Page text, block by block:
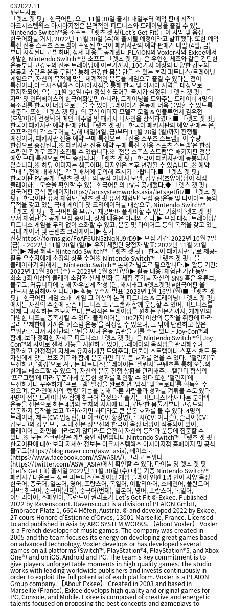
032022.11
#보도자료
「렛츠 겟 핏」 한국어판, 오는 11월 30일 출시! 내일부터 예약 판매 시작!
아크시스템웍스 아시아지점은 본격적인 피트니스와 트레이닝을 즐길 수 있는
Nintendo Switch™용 소프트 「렛츠 겟 핏(Let’s Get Fit)」이 자막 및 음성
한국어화를 거쳐, 2022년 11월 30일 (수)에 출시될 예정이라고 발표했다. 또한 예약
특전 전용 스포츠 스트랩이 포함된 한국어 패키지판의 예약 판매가 내일 (4일, 금)
부터 시작된다고 밝히며, 상세 내용을 공개했다.PLAION의 Voxler사와 Exkee에서
개발한 Nintendo Switch™용 소프트 「렛츠 겟 핏」은 유연한 체조와 같은 간단한
운동부터 고강도의 전문 트레이닝에 이르기까지, 100가지 이상의 다양한 강도의
운동과 수많은 운동 루틴을 통해 건강한 몸을 만들 수 있는 본격 피트니스/트레이닝
게임으로, 자신의 목적에 맞는 체계적인 운동을 게임으로 즐길 수 있다는 점이
특징이다.아크시스템웍스 아시아지점을 통해 한국 및 아시아 지역을 대상으로
현지화되어, 오는 11월 30일 (수) 정식 한국어판 출시가 결정된 「렛츠 겟 핏」은
자막 및 인터페이스의 한국어화뿐만 아니라, 트레이닝을 도와주는 트레이너 4명의
목소리를 한국어 더빙으로 들을 수 있어 플레이어가 운동에 더욱 몰입할 수 있도록
해준다. 또한 「렛츠 겟 핏」의 공식 이미지 모델로 모델 & 인플루언서 김우현
(호양이)이 선정되어 메인 비주얼 및 패키지 디자인을 장식하였다.■ 「렛츠 겟 핏」
한국어 패키지판 예약 판매 안내「렛츠 겟 핏」 한국어 패키지판의 예약 판매는 온,
오프라인의 각 스토어를 통해 내일(4일, 금)부터 11월 28일 (월)까지 진행될
예정이며, 패키지판 전용 예약 구매 특전으로 『전용 스포츠 스트랩』이 수량
한정으로 증정된다.※ 패키지판 전용 예약 구매 특전 '전용 스포츠 스트랩'은 한정
수량인 관계로 조기 소진될 수 있습니다.※ '전용 스포츠 스트랩'은 패키지판 전용
예약 구매 특전으로 별도 증정되며, 「렛츠 겟 핏」 한국어 패키지판에 동봉되지
않습니다.※ 해당 이미지는 샘플이며, 디자인은 추후 변경될 수 있습니다.※ 예약
구매 특전에 대해서는 각 판매처에 문의해 주시기 바랍니다.■ 「렛츠 겟 핏」
한국어판 PV 공개「렛츠 겟 핏」의 공식 이미지 모델, 김우현(호양이)님이 직접
플레이하는 모습을 확인할 수 있는 한국어판의 PV를 공개했다.◆ 「렛츠 겟 핏」
한국어판 공식 홈페이지https://arcsystemworks.asia/letsgetfit/■ 「렛츠 겟
핏」 한국어판 유저 체험단, ‘렛츠 겟 핏 유저 체험단’ 모집 중!운동 및 다이어트 등의
목적을 갖고 있는 국내 게이머 및 크리에이터를 대상으로, Nintendo Switch™
「렛츠 겟 핏」 한국어판을 무료로 제공받아 플레이할 수 있는 기회의 ‘렛츠 겟 핏
유저 체험단’을 공개 모집 중이다. 상세 내용은 아래와 같다.▶ 모집 대상: 트레이닝/
피트니스 게임을 무리 없이 소화할 수 있고, 운동 및 다이어트 등의 목적을 갖고 있는
국내 게이머 및 콘텐츠 크리에이터▶ 참가
신청https://forms.gle/FoAF6UN5zNqNJ9rD9▶ 모집 기간: 2022년 10월 7일
(금) ~ 2022년 11월 20일 (일)▶ 유저 체험단 당첨자 발표: 2022년 11월 23일
(수)▶ 제공 혜택- Nintendo Switch™ 「렛츠 겟 핏」 한국어 패키지판 무료 제공-
활동 우수자에게 소정의 상품 수여※ Nintendo Switch™ 「렛츠 겟 핏」을
플레이하기 위해서는 Nintendo Switch™ 본체가 별도로 필요합니다.▶ 활동 기간:
2022년 11월 30일 (수) ~ 2023년 1월 8일 (일)▶ 활동 내용: 체험단 기간 동안
최소 3회 이상의 플레이 소감과 신체 변화 등 체험 후기를 자신의 SNS 혹은 유튜브,
블로그, 커뮤니티에 통해 자유롭게 작성 (단, 해시태그 #렛츠겟핏 #한국어판 을
반드시 포함해야 합니다.)▶ 활동 우수자 발표: 2023년 1월 16일 (월)■ 「렛츠 겟
핏」 한국어판 게임 소개- 게임 그 이상의 본격 피트니스 & 트레이닝!「렛츠 겟 핏」
에서는 자신의 수준에 맞춘 피트니스 프로그램과 함께 운동할 수 있어, 피트니스를
이제 막 시작하는 초보자부터, 본격적은 트레이닝을 원하는 전문가까지, 개개인의
다양한 니즈를 충족시킬 수 있다. 플레이어는 100가지 이상의 동작을 취향에 따라
골라 무제한에 가까운 ‘커스텀 운동’을 작성할 수 있으며, 그 밖에 단련하고 싶은
부위만 골라서 자신만의 루틴을 짜며 운동 습관을 기를 수도 있다.- Joy-Con™과
함께, 보다 정확한 자세로 피트니스!「렛츠 겟 핏」은 Nintendo Switch ™의 Joy-
Con™의 자이로 센서 기능을 지원하고 있어, 플레이어의 움직임을 관리해주며
정확하고 안정적인 자세를 유지하게끔 도와준다. 더불어 스트랩이나 스포츠 밴드 등
자신에게 맞는 보조 기구와 함께 운동하면 더욱 큰 효과를 얻을 수 있다.- ‘챌린지’로
도전하고, ‘랭킹’으로 겨루는 피트니스!플레이어는 ‘챌린지’ 콘텐츠를 통해 오늘의
한계를 테스트할 수 있으며, 자신의 운동 진행 상황을 관리해주는 캘린더 형식의
‘프로그램’에 따라 꾸준하게 운동한 성과를 확인할 수 있다.또한 ‘챌린지’에
도전하거나 꾸준하게 ‘프로그램’ 일정을 완료하면 ‘업적’ 및 ‘트로피’를 획득할 수
있으며, 온라인에서의 ‘랭킹’ 기능을 통해 다른 사람들과 성과를 겨뤄볼 수도 있다.-
4명의 전문 트레이너와 함께 한국어 음성으로 즐기는 피트니스!각자 다른 분야의
운동을 전문으로 하는 4명의 코치의 지시에 따라, 간단한 몸풀기부터 고강도의
운동까지 동작을 보고 따라하기만 하더라도 큰 운동 효과를 볼 수 있다. 4명의
트레이너, 제프(CV: 엄상현), 마이크(CV: 황창영), 루시(CV: 이다슬), 줄리아(CV:
김보나)의 경우 모두 국내 전문 성우진의 한국어 음성 더빙이 적용되어 있어,
플레이어는 화면을 바라보지 않더라도 온전히 자신의 동작과 운동에 집중할 수
있다.※ 모든 스크린샷은 개발중인 화면입니다.Nintendo Switch™ 「렛츠 겟 핏」
한국어판에 대한 보다 자세한 정보는 아크시스템웍스 아시아지점 홈페이지 및 공식
블로그(https://blog.naver.com/asw_asia), 페이스북
(https://www.facebook.com/ASWASIA/), 그리고 트위터
(https://twitter.com/ASW_ASIA)에서 확인할 수 있다. 타이틀 명 렛츠 겟 핏
(Let’s Get Fit) 출시일 2022년 11월 30일 (수) 대응 기종 Nintendo Switch™
패키지 / 다운로드 장르 피트니스/트레이닝 게임 플레이 인원 1명 언어 사양 음성:
한국어, 중국어, 일본어, 영어, 프랑스어, 독일어, 이탈리아어, 스페인어, 폴란드어
자막: 한국어, 중국어(간체), 중국어(번체), 일본어, 영어, 프랑스어, 독일어,
이탈리아어, 스페인어, 폴란드어 권리표기 Let's Get Fit © Exkee. Published
2022 by Ravenscourt. Ravenscourt is a division of PLAION GmbH,
Embracer Platz 1, 6604 Höfen, Austria. © and developed 2022 by Exkee,
27 cours Honoré d'Estienne d'Orves, 13001 Marseille, France. Licensed
to and published in Asia by ARC SYSTEM WORKS. 【About Voxler】 Voxler
is a French developer of music games. The company was created in
2005 and the team focuses its energy on developing great games based
on advanced technology. Voxler develops or has developed several
games on all platforms (Switch™, PlayStation®4, PlayStation®5, and Xbox
One®) and on iOS, Android and PC. The team's key commitment is to
give players unforgettable moments in high-quality games. The studio
works with leading worldwide publishers and invests continuously in
order to exploit the full potential of each platform. Voxler is a PLAION
Group company. 【About Exkee】 Created in 2003 and based in
Marseille (France), Exkee develops high quality and original games for
PC, Console, and Mobile. Exkee is composed of creative and energetic
talents focused on proposing the best concepts and gameplays to